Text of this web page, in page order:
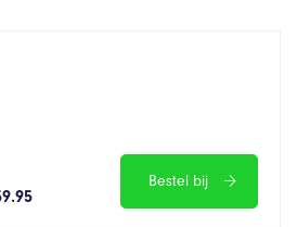
Bestel bij